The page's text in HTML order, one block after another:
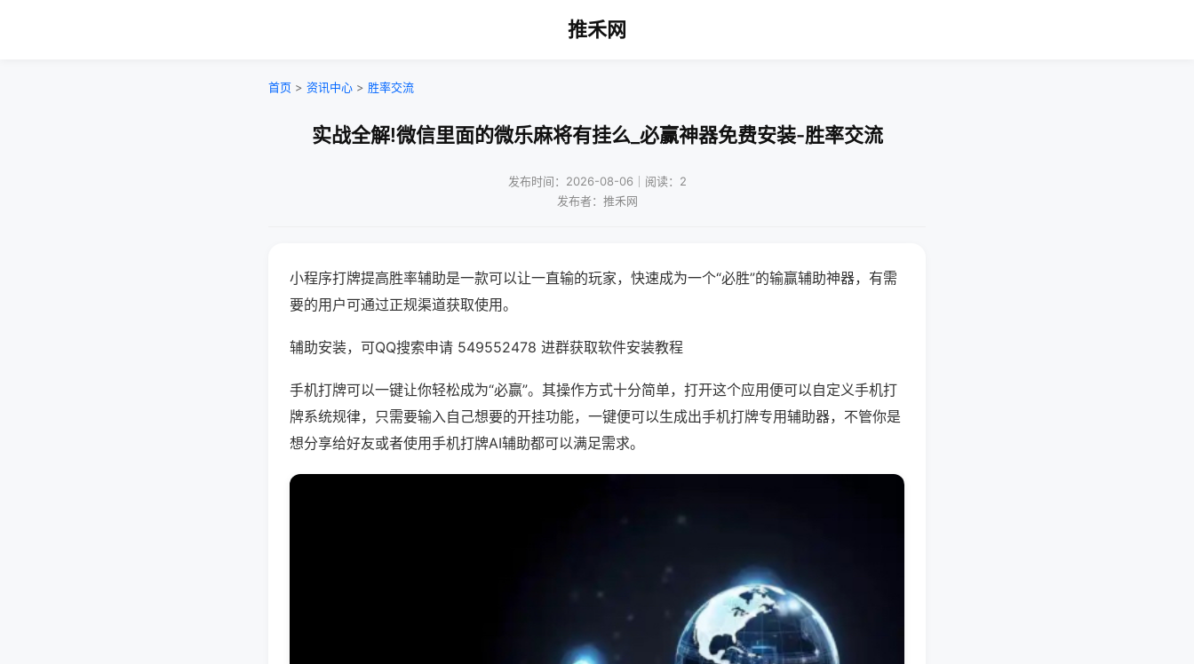
推禾网
首页 > 资讯中心 > 胜率交流
实战全解!微信里面的微乐麻将有挂么_必赢神器免费安装-胜率交流
发布时间：2026-08-06｜阅读：2
发布者：推禾网
小程序打牌提高胜率辅助是一款可以让一直输的玩家，快速成为一个“必胜”的输赢辅助神器，有需
要的用户可通过正规渠道获取使用。
辅助安装，可QQ搜索申请 549552478 进群获取软件安装教程
手机打牌可以一键让你轻松成为“必赢”。其操作方式十分简单，打开这个应用便可以自定义手机打
牌系统规律，只需要输入自己想要的开挂功能，一键便可以生成出手机打牌专用辅助器，不管你是
想分享给好友或者使用手机打牌AI辅助都可以满足需求。